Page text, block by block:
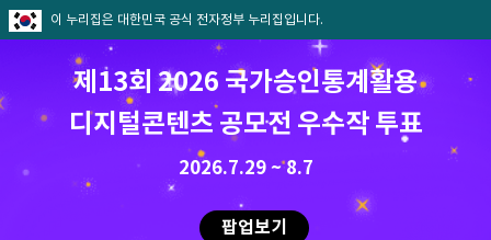
이 누리집은 대한민국 공식 전자정부 누리집입니다.
제13회 2026 국가승인통계활용
디지털콘텐츠 공모전 우수작 투표
2026.7.29 ~ 8.7
팝업보기
8.7.(금) ~ 8.21.(금)